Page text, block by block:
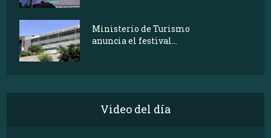
Ministerio de Turismo
anuncia el festival...
Video del día